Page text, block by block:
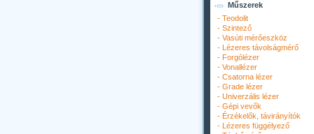
Műszerek
- Teodolit
- Szintező
- Vasúti mérőeszköz
- Lézeres távolságmérő
- Forgólézer
- Vonallézer
- Csatorna lézer
- Grade lézer
- Univerzális lézer
- Gépi vevők
- Érzékelők, távirányítók
- Lézeres függélyező